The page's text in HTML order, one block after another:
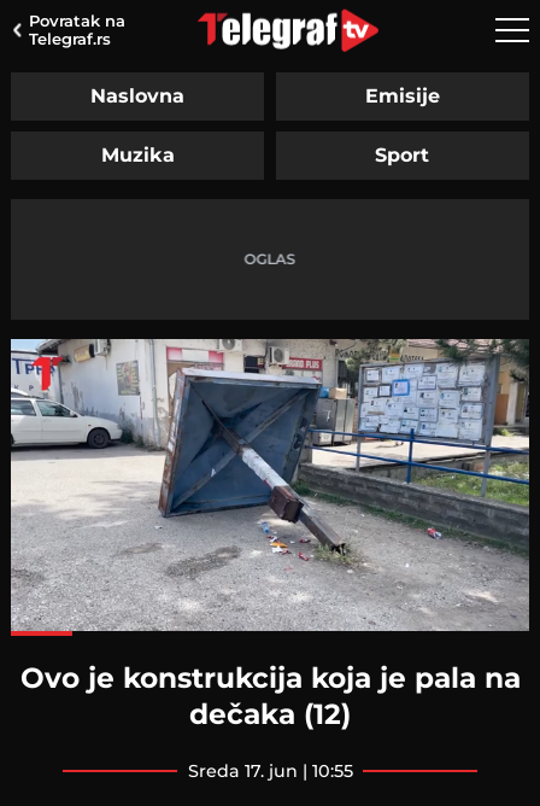
Povratak na
Telegraf.rs
Naslovna Emisije
Muzika Sport
Ovo je konstrukcija koja je pala na
dečaka (12)
sreda 17. jun | 10:55